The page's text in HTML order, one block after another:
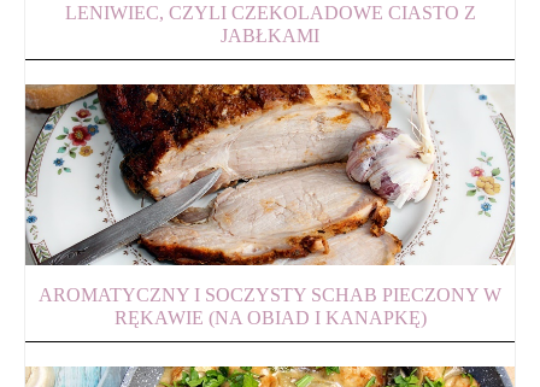
LENIWIEC, CZYLI CZEKOLADOWE CIASTO Z
JABŁKAMI
AROMATYCZNY I SOCZYSTY SCHAB PIECZONY W
RĘKAWIE (NA OBIAD I KANAPKĘ)